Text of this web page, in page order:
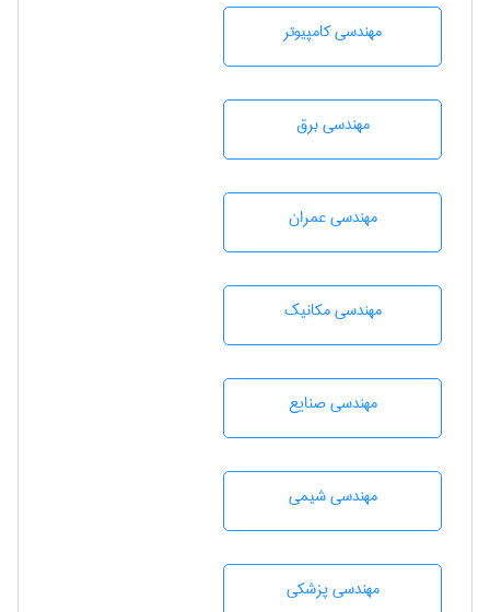
مهندسی كامپيوتر
مهندسی برق
مهندسی عمران
مهندسی مکانیک
مهندسی صنايع
مهندسي شيمی
مهندسی پزشکی